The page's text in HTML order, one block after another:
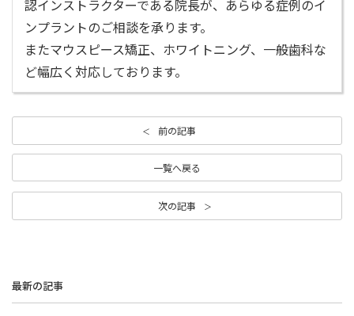
認インストラクターである院長が、あらゆる症例のイ
ンプラントのご相談を承ります。
またマウスピース矯正、ホワイトニング、一般歯科な
ど幅広く対応しております。
前の記事
一覧へ戻る
次の記事
最新の記事